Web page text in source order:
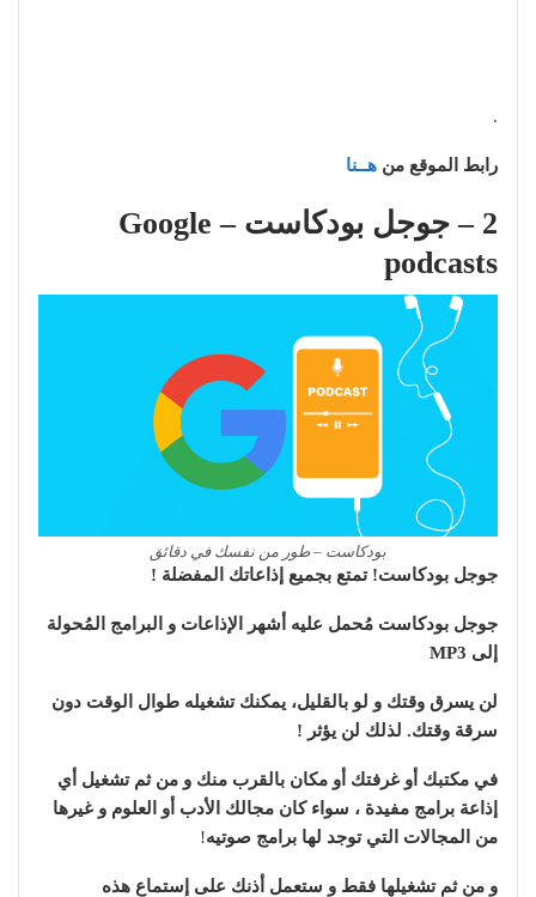
.
رابط الموقع من هــنا
2 – جوجل بودكاست – Google
podcasts
بودكاست – طور من نفسك في دقائق
جوجل بودكاست! تمتع بجميع إذاعاتك المفضلة !
جوجل بودكاست مُحمل عليه أشهر الإذاعات و البرامج المُحولة
إلى MP3
لن يسرق وقتك و لو بالقليل، يمكنك تشغيله طوال الوقت دون
سرقة وقتك. لذلك لن يؤثر !
في مكتبك أو غرفتك أو مكان بالقرب منك و من ثم تشغيل أي
إذاعة برامج مفيدة ، سواء كان مجالك الأدب أو العلوم و غيرها
من المجالات التي توجد لها برامج صوتيه!
و من ثم تشغيلها فقط و ستعمل أذنك على إستماع هذه